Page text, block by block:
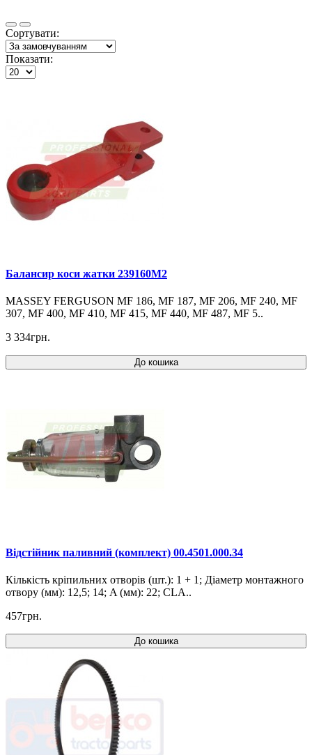
Сортувати:
Показати:
Балансир коси жатки 239160M2
MASSEY FERGUSON MF 186, MF 187, MF 206, MF 240, MF
307, MF 400, MF 410, MF 415, MF 440, MF 487, MF 5..
3 334грн.
До кошика
Відстійник паливний (комплект) 00.4501.000.34
Кількість кріпильних отворів (шт.): 1 + 1; Діаметр монтажного
отвору (мм): 12,5; 14; A (мм): 22; CLA..
457грн.
До кошика